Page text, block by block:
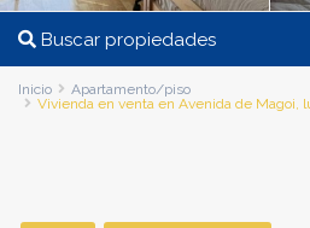
Buscar propiedades
Inicio
Apartamento/piso
Vivienda en venta en Avenida de Magoi,